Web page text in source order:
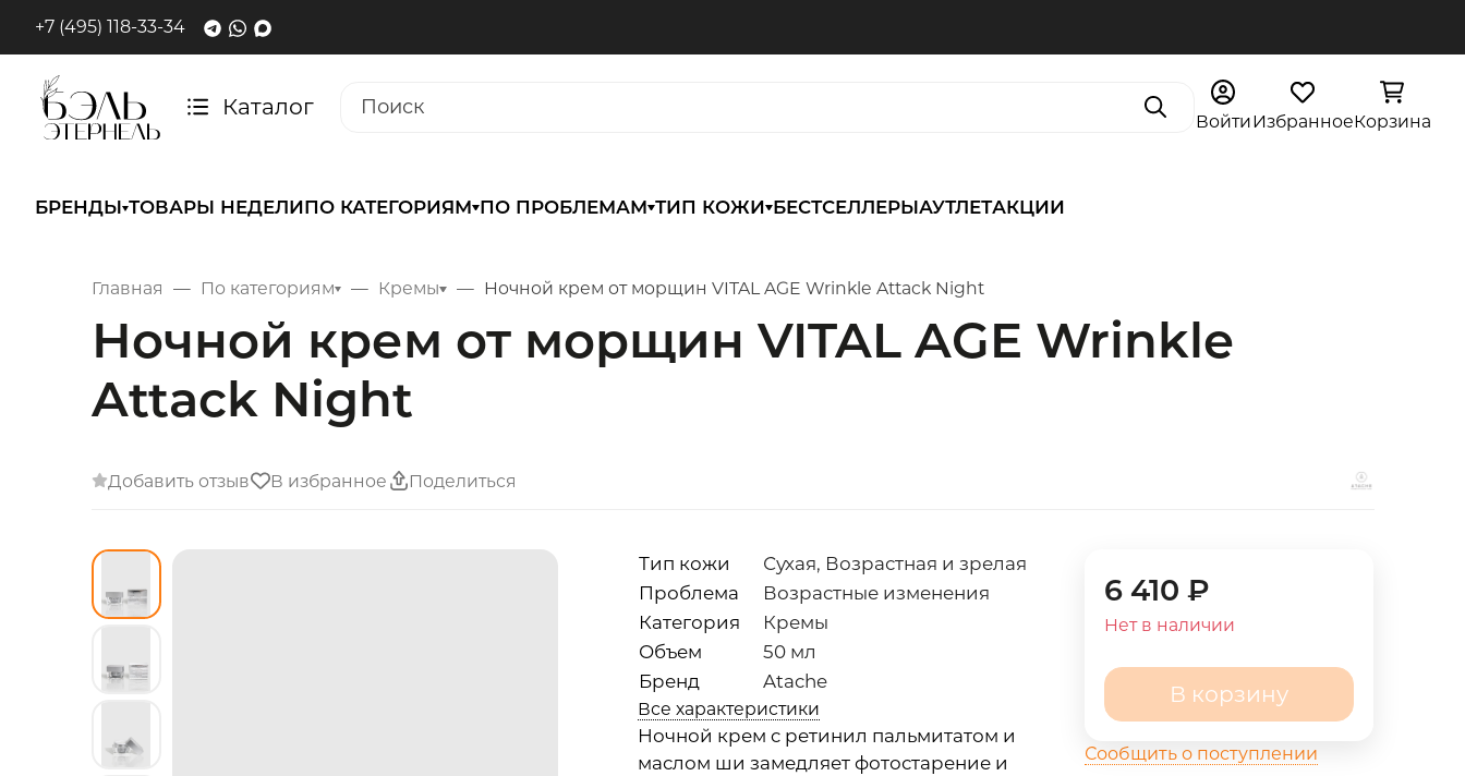
+7 (495) 118-33-34
Каталог ПоискВойтиИзбранноеКорзина
БРЕНДЫ ТОВАРЫ НЕДЕЛИПО КАТЕГОРИЯМ ПО ПРОБЛЕМАМ ТИП КОЖИ БЕСТСЕЛЛЕРЫАУТЛЕТАКЦИИ
Главная По категориям Кремы Ночной крем от морщин VITAL AGE Wrinkle Attack Night
Ночной крем от морщин VITAL AGE Wrinkle
Attack Night
Добавить отзыв В избранное Поделиться
Тип кожи
Сухая, Возрастная и зрелая
Проблема
Возрастные изменения
Категория
Кремы
Объем
50 мл
Бренд
Atache
Все характеристики
Ночной крем c ретинил пальмитатом и
маслом ши замедляет фотостарение и
6 410 ₽
Нет в наличии
В корзину
Сообщить о поступлении